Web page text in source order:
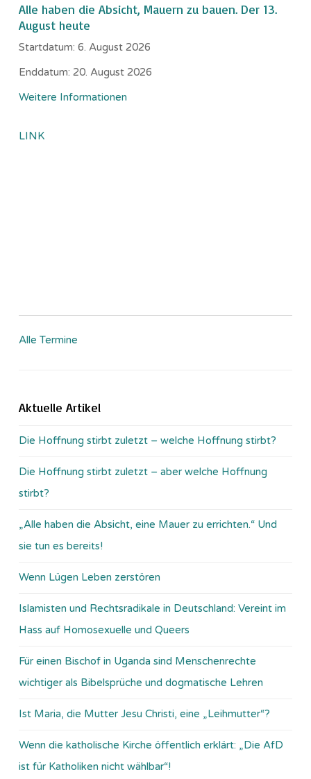
Alle haben die Absicht, Mauern zu bauen. Der 13.
August heute
Startdatum: 6. August 2026
Enddatum: 20. August 2026
Weitere Informationen
LINK
Alle Termine
Aktuelle Artikel
Die Hoffnung stirbt zuletzt – welche Hoffnung stirbt?
Die Hoffnung stirbt zuletzt – aber welche Hoffnung
stirbt?
„Alle haben die Absicht, eine Mauer zu errichten.“ Und
sie tun es bereits!
Wenn Lügen Leben zerstören
Islamisten und Rechtsradikale in Deutschland: Vereint im
Hass auf Homosexuelle und Queers
Für einen Bischof in Uganda sind Menschenrechte
wichtiger als Bibelsprüche und dogmatische Lehren
Ist Maria, die Mutter Jesu Christi, eine „Leihmutter“?
Wenn die katholische Kirche öffentlich erklärt: „Die AfD
ist für Katholiken nicht wählbar“!